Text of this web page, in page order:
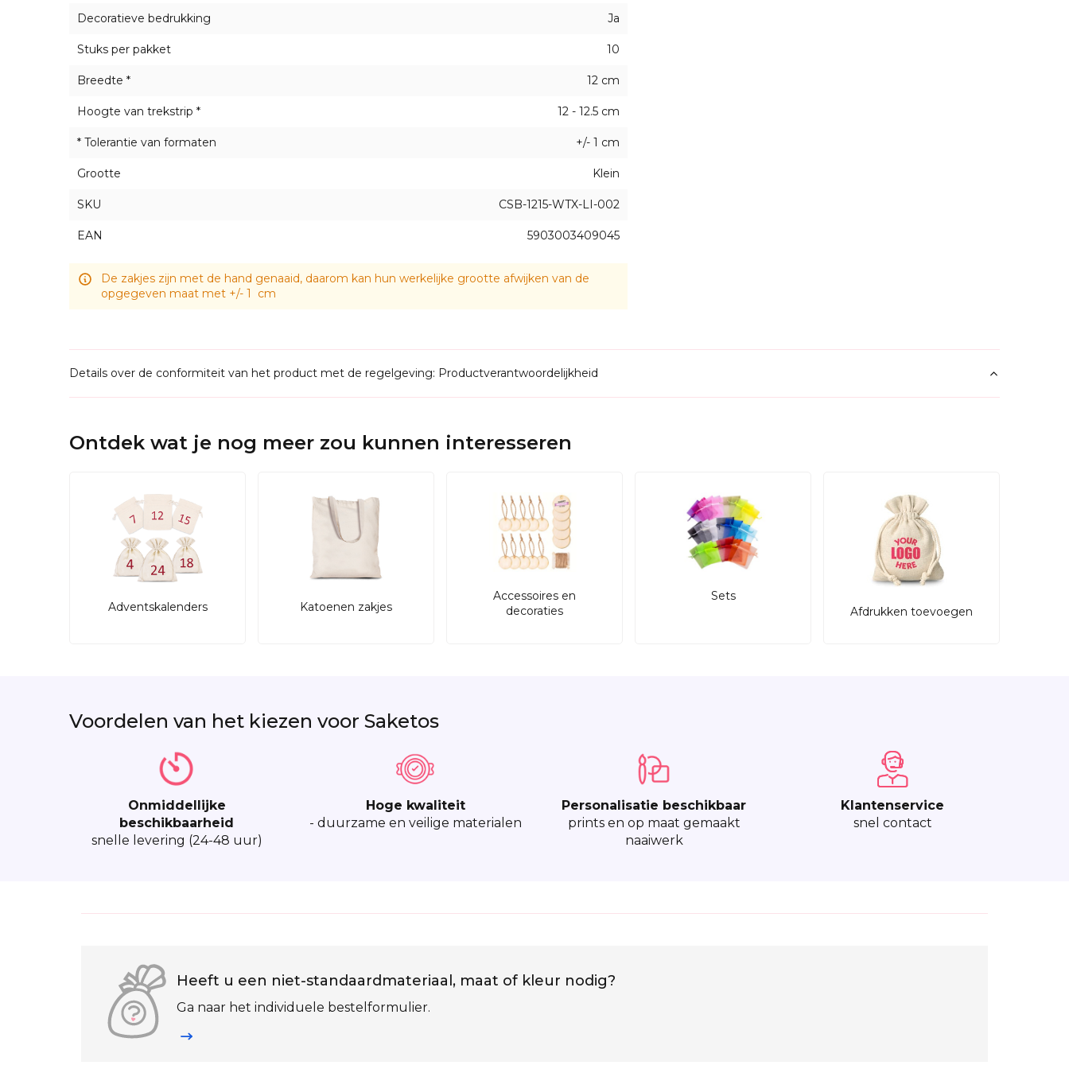
Alle onze zakjes zijn handgemaakt. De plaatsing van de decoratieve applique/print in individuele stukken kan enigszins afwijken van de op de
Decoratieve bedrukking Ja
Stuks per pakket 10
Breedte * 12 cm
Hoogte van trekstrip * 12 - 12.5 cm
* Tolerantie van formaten +/- 1 cm
Grootte Klein
SKU CSB-1215-WTX-LI-002
EAN 5903003409045
De zakjes zijn met de hand genaaid, daarom kan hun werkelijke grootte afwijken van de
opgegeven maat met +/- 1 cm
Details over de conformiteit van het product met de regelgeving: Productverantwoordelijkheid
Ontdek wat je nog meer zou kunnen interesseren
Adventskalenders Katoenen zakjes
Accessoires en
decoraties
Sets
Afdrukken toevoegen
Voordelen van het kiezen voor Saketos
Onmiddellijke
beschikbaarheid
snelle levering (24-48 uur)
Hoge kwaliteit
- duurzame en veilige materialen
Personalisatie beschikbaar
prints en op maat gemaakt
naaiwerk
Klantenservice
snel contact
Heeft u een niet-standaardmateriaal, maat of kleur nodig?
Ga naar het individuele bestelformulier.